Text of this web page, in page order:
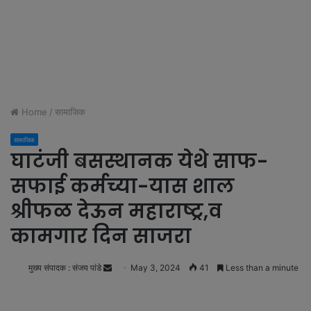
Home / सामाजिक
सामाजिक
घाटंंजी बसस्थानक येथे साफ-
सफाई कर्मच्या-यास शाल
श्रीफळ देऊन महाराष्ट्र,व
कामगार दिन साजरा
मुख्य संपादक : संजय पांडे May 3, 2024 41 Less than a minute